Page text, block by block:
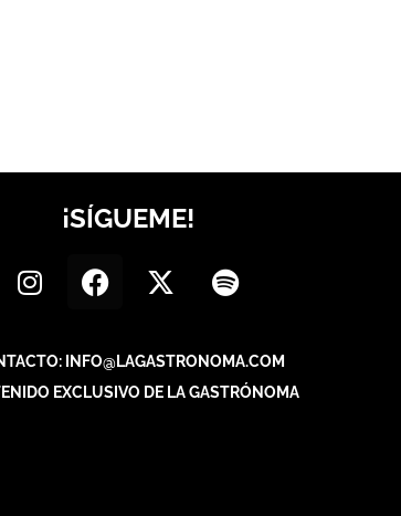
¡SÍGUEME!
INFO@LAGASTRONOMA.COM
EXCLUSIVO DE LA GASTRÓNOMA